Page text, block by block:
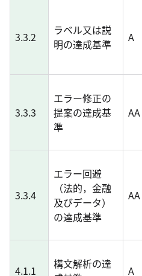
3.3.2
ラベル又は説
明の達成基準
A
3.3.3
エラー修正の
提案の達成基
準
AA
3.3.4
エラー回避
（法的，金融
及びデータ）
の達成基準
AA
4.1.1
構文解析の達
A